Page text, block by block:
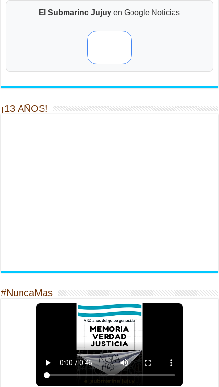
El Submarino Jujuy en Google Noticias
¡13 AÑOS!
#NuncaMas